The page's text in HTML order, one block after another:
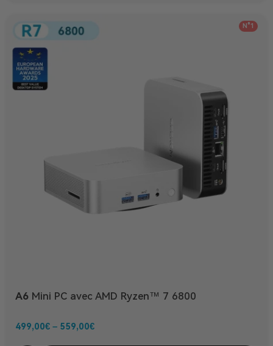
N°1
A6 Mini PC avec AMD Ryzen™ 7 6800
499,00€ – 559,00€